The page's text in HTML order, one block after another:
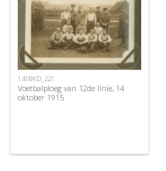
1418KD_221
Voetbalploeg van 12de linie, 14
oktober 1915